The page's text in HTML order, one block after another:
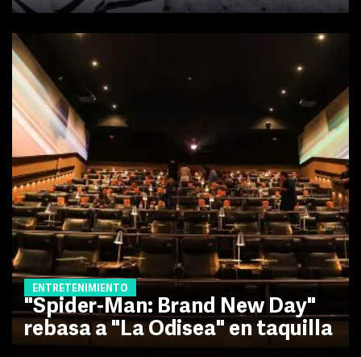
ENTRETENIMIENTO
"Spider-Man: Brand New Day"
rebasa a "La Odisea" en taquilla